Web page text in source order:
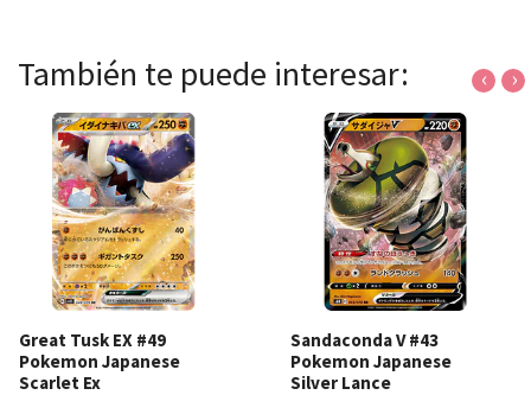
También te puede interesar:
Great Tusk EX #49
Pokemon Japanese
Scarlet Ex
Sandaconda V #43
Pokemon Japanese
Silver Lance
‹ ›